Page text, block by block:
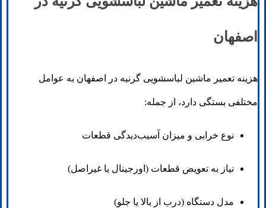
اصفهان
هزینه تعمیر ماشین لباسشویی گرنیه در اصفهان به عوامل
مختلفی بستگی دارد، از جمله:
نوع خرابی و میزان آسیب‌دیدگی قطعات
نیاز به تعویض قطعات (اورجینال یا غیراصل)
مدل دستگاه (درب از بالا یا جلو)